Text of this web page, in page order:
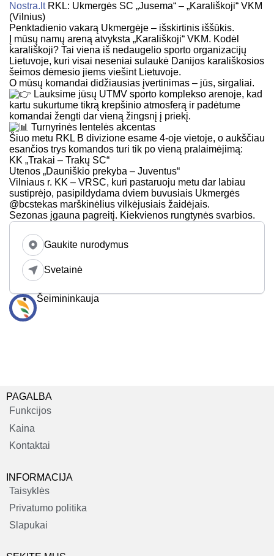
Nostra.ltRKL: Ukmergės SC „Jusema“ – „Karališkoji“ VKM
(Vilnius)
Penktadienio vakarą Ukmergėje – išskirtinis iššūkis.
Į mūsų namų areną atvyksta „Karališkoji“ VKM. Kodėl
karališkoji? Tai viena iš nedaugelio sporto organizacijų
Lietuvoje, kuri visai neseniai sulaukė Danijos karališkosios
šeimos dėmesio jiems viešint Lietuvoje.
O mūsų komandai didžiausias įvertinimas – jūs, sirgaliai.
Lauksime jūsų UTMV sporto komplekso arenoje, kad
kartu sukurtume tikrą krepšinio atmosferą ir padėtume
komandai žengti dar vieną žingsnį į priekį.
Turnyrinės lentelės akcentas
Šiuo metu RKL B divizione esame 4-oje vietoje, o aukščiau
esančios trys komandos turi tik po vieną pralaimėjimą:
KK „Trakai – Trakų SC“
Utenos „Dauniškio prekyba – Juventus“
Vilniaus r. KK – VRSC, kuri pastaruoju metu dar labiau
sustiprėjo, pasipildydama dviem buvusiais Ukmergės
@bcstekas marškinėlius vilkėjusiais žaidėjais.
Sezonas įgauna pagreitį. Kiekvienos rungtynės svarbios.
Gaukite nurodymus
Svetainė
Šeimininkauja
PAGALBA
Funkcijos
Kaina
Kontaktai
INFORMACIJA
Taisyklės
Privatumo politika
Slapukai